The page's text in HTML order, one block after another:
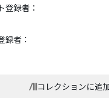
登録者：
録者：
コレクションに追